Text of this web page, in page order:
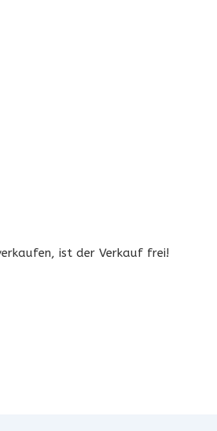
ist der Verkauf frei!